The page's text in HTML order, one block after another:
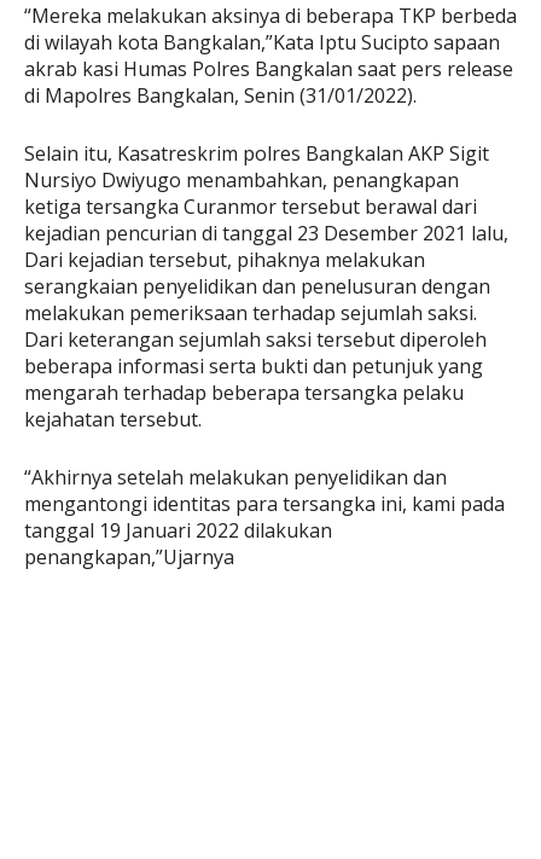
“Mereka melakukan aksinya di beberapa TKP berbeda
di wilayah kota Bangkalan,”Kata Iptu Sucipto sapaan
akrab kasi Humas Polres Bangkalan saat pers release
di Mapolres Bangkalan, Senin (31/01/2022).
Selain itu, Kasatreskrim polres Bangkalan AKP Sigit
Nursiyo Dwiyugo menambahkan, penangkapan
ketiga tersangka Curanmor tersebut berawal dari
kejadian pencurian di tanggal 23 Desember 2021 lalu,
Dari kejadian tersebut, pihaknya melakukan
serangkaian penyelidikan dan penelusuran dengan
melakukan pemeriksaan terhadap sejumlah saksi.
Dari keterangan sejumlah saksi tersebut diperoleh
beberapa informasi serta bukti dan petunjuk yang
mengarah terhadap beberapa tersangka pelaku
kejahatan tersebut.
“Akhirnya setelah melakukan penyelidikan dan
mengantongi identitas para tersangka ini, kami pada
tanggal 19 Januari 2022 dilakukan
penangkapan,”Ujarnya